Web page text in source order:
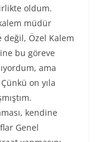
oldum.
müdür
değil, Özel Kalem
bu göreve
ama
on yıla
kendine
Genel